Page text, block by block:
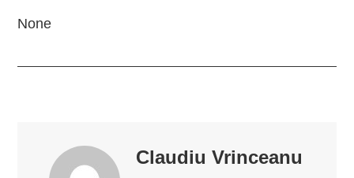
None
Claudiu Vrinceanu